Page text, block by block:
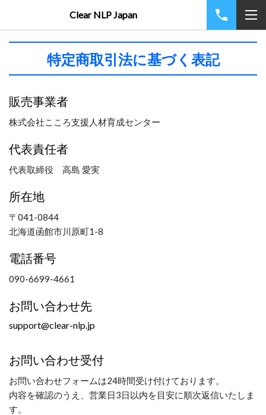
Clear NLP Japan
特定商取引法に基づく表記
販売事業者
株式会社こころ支援人材育成センター
代表責任者
代表取締役 高島 愛実
所在地
〒041-0844
北海道函館市川原町1-8
電話番号
090-6699-4661
お問い合わせ先
support@clear-nlp.jp
お問い合わせ受付
お問い合わせフォームは24時間受け付けております。
内容を確認のうえ、営業日3日以内を目安に順次返信いたしま
す。